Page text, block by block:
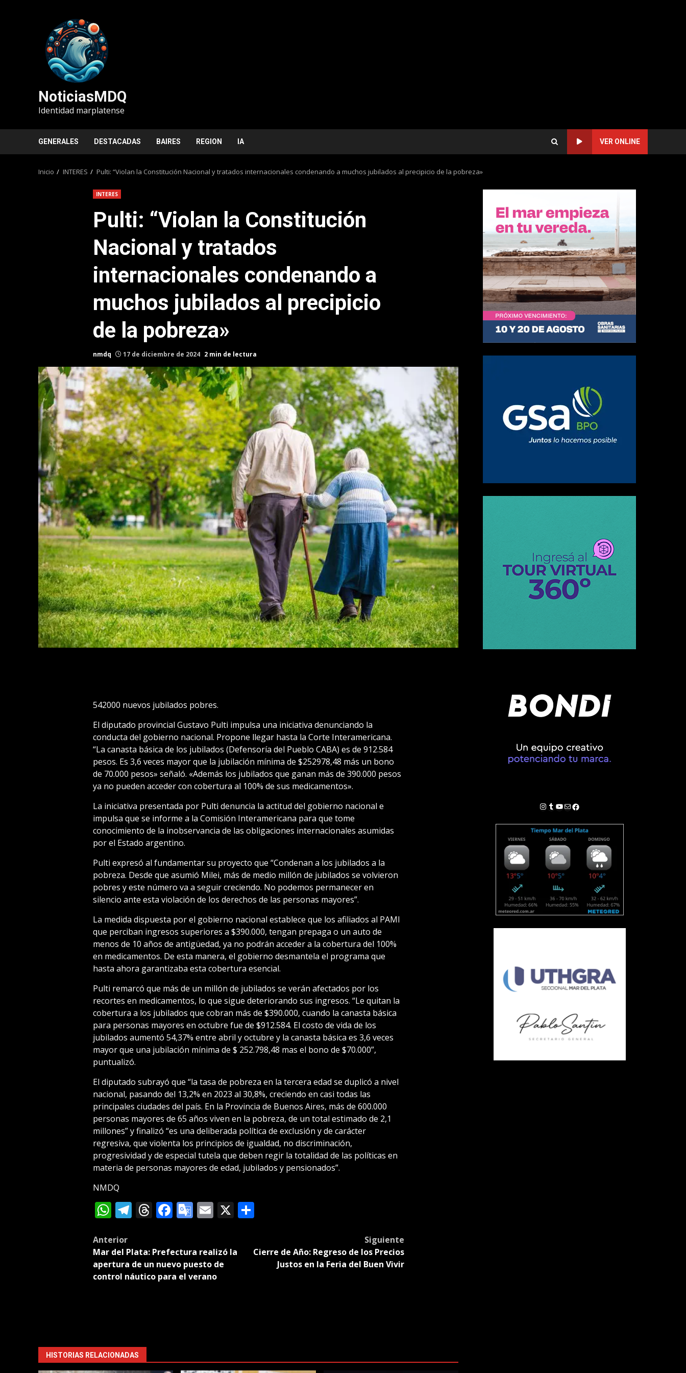
NoticiasMDQ
Identidad marplatense
GENERALES DESTACADAS BAIRES REGION IA VER ONLINE
Inicio INTERES Pulti: “Violan la Constitución Nacional y tratados internacionales condenando a muchos jubilados al precipicio de la pobreza»
INTERES
Pulti: “Violan la Constitución
Nacional y tratados
internacionales condenando a
muchos jubilados al precipicio
de la pobreza»
nmdq 17 de diciembre de 2024 2 min de lectura
542000 nuevos jubilados pobres.
El diputado provincial Gustavo Pulti impulsa una iniciativa denunciando la
conducta del gobierno nacional. Propone llegar hasta la Corte Interamericana.
“La canasta básica de los jubilados (Defensoría del Pueblo CABA) es de 912.584
pesos. Es 3,6 veces mayor que la jubilación mínima de $252978,48 más un bono
de 70.000 pesos» señaló. «Además los jubilados que ganan más de 390.000 pesos
ya no pueden acceder con cobertura al 100% de sus medicamentos».
La iniciativa presentada por Pulti denuncia la actitud del gobierno nacional e
impulsa que se informe a la Comisión Interamericana para que tome
conocimiento de la inobservancia de las obligaciones internacionales asumidas
por el Estado argentino.
Pulti expresó al fundamentar su proyecto que “Condenan a los jubilados a la
pobreza. Desde que asumió Milei, más de medio millón de jubilados se volvieron
pobres y este número va a seguir creciendo. No podemos permanecer en
silencio ante esta violación de los derechos de las personas mayores”.
La medida dispuesta por el gobierno nacional establece que los afiliados al PAMI
que perciban ingresos superiores a $390.000, tengan prepaga o un auto de
menos de 10 años de antigüedad, ya no podrán acceder a la cobertura del 100%
en medicamentos. De esta manera, el gobierno desmantela el programa que
hasta ahora garantizaba esta cobertura esencial.
Pulti remarcó que más de un millón de jubilados se verán afectados por los
recortes en medicamentos, lo que sigue deteriorando sus ingresos. “Le quitan la
cobertura a los jubilados que cobran más de $390.000, cuando la canasta básica
para personas mayores en octubre fue de $912.584. El costo de vida de los
jubilados aumentó 54,37% entre abril y octubre y la canasta básica es 3,6 veces
mayor que una jubilación mínima de $ 252.798,48 mas el bono de $70.000”,
puntualizó.
El diputado subrayó que “la tasa de pobreza en la tercera edad se duplicó a nivel
nacional, pasando del 13,2% en 2023 al 30,8%, creciendo en casi todas las
principales ciudades del país. En la Provincia de Buenos Aires, más de 600.000
personas mayores de 65 años viven en la pobreza, de un total estimado de 2,1
millones” y finalizó “es una deliberada política de exclusión y de carácter
regresiva, que violenta los principios de igualdad, no discriminación,
progresividad y de especial tutela que deben regir la totalidad de las políticas en
materia de personas mayores de edad, jubilados y pensionados”.
NMDQ
WhatsApp
Telegram
Threads
Facebook
Google
Email
X Compartir
Post
navigation
Anterior
Mar del Plata: Prefectura realizó la
apertura de un nuevo puesto de
control náutico para el verano
Siguiente
Cierre de Año: Regreso de los Precios
Justos en la Feria del Buen Vivir
HISTORIAS RELACIONADAS
Instagram
Tumblr
YouTube
Correo electrónico
Facebook